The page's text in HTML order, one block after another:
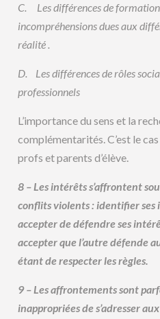
C. Les différences de
incompréhensions dues aux
réalité .
D. Les différences de rôles
professionnels
L’importance du sens et la
complémentarités. C’est le
profs et parents d’élève.
8 – Les intérêts s’affrontent
conflits violents : identifier ses
accepter de défendre ses
accepter que l’autre défende
étant de respecter les règles.
9 – Les affrontements sont
inappropriées de s’adresser